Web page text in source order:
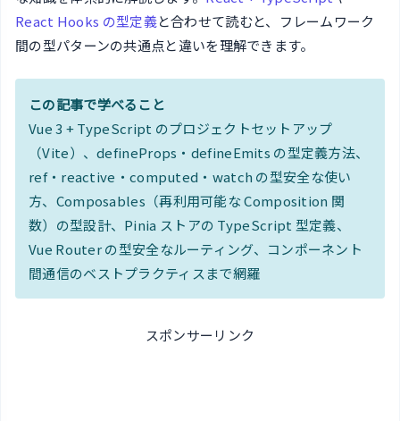
React Hooks の型定義と合わせて読むと、フレームワーク
間の型パターンの共通点と違いを理解できます。
この記事で学べること
Vue 3 + TypeScript のプロジェクトセットアップ
（Vite）、defineProps・defineEmits の型定義方法、
ref・reactive・computed・watch の型安全な使い
方、Composables（再利用可能な Composition 関
数）の型設計、Pinia ストアの TypeScript 型定義、
Vue Router の型安全なルーティング、コンポーネント
間通信のベストプラクティスまで網羅
スポンサーリンク